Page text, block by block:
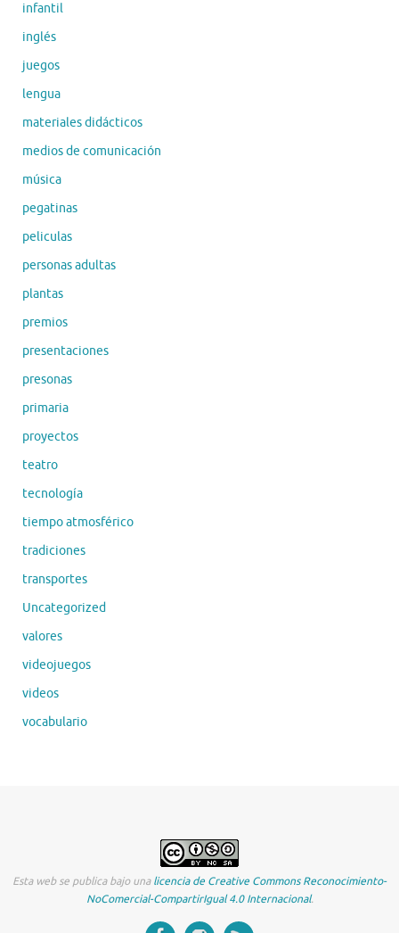
infantil
inglés
juegos
lengua
materiales didácticos
medios de comunicación
música
pegatinas
peliculas
personas adultas
plantas
premios
presentaciones
presonas
primaria
proyectos
teatro
tecnología
tiempo atmosférico
tradiciones
transportes
Uncategorized
valores
videojuegos
videos
vocabulario
Esta web se publica bajo unalicencia de Creative Commons Reconocimiento-
NoComercial-CompartirIgual 4.0 Internacional.